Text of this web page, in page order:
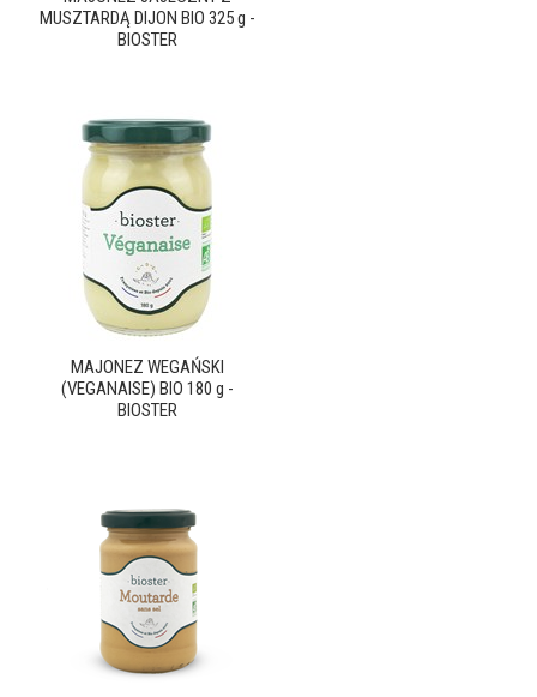
MUSZTARDĄ DIJON BIO 325 g -
BIOSTER
MAJONEZ WEGAŃSKI
(VEGANAISE) BIO 180 g -
BIOSTER